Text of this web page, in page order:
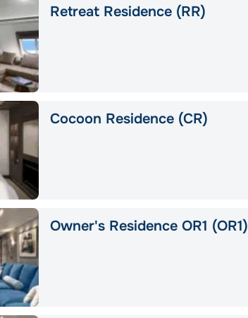
Retreat Residence (RR)
Cocoon Residence (CR)
Owner's Residence OR1 (OR1)